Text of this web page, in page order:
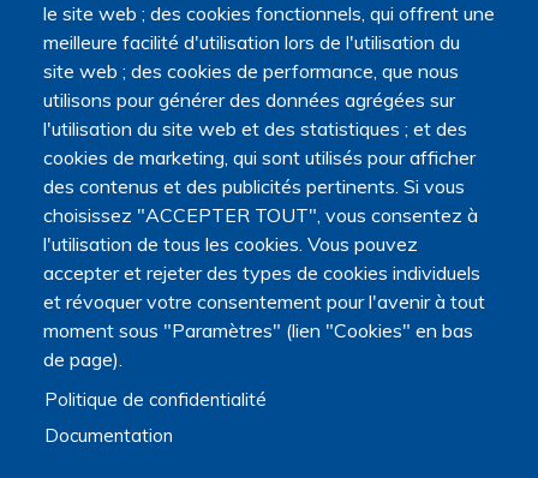
le site web ; des cookies fonctionnels, qui offrent une
meilleure facilité d'utilisation lors de l'utilisation du
site web ; des cookies de performance, que nous
utilisons pour générer des données agrégées sur
l'utilisation du site web et des statistiques ; et des
cookies de marketing, qui sont utilisés pour afficher
des contenus et des publicités pertinents. Si vous
choisissez "ACCEPTER TOUT", vous consentez à
l'utilisation de tous les cookies. Vous pouvez
accepter et rejeter des types de cookies individuels
et révoquer votre consentement pour l'avenir à tout
moment sous "Paramètres" (lien "Cookies" en bas
de page).
Politique de confidentialité
Documentation